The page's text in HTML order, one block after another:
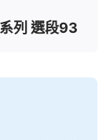
間，他的這個
柄的不可估
中的話完美地
而他權柄所成
衣無縫。可以
列 選段93